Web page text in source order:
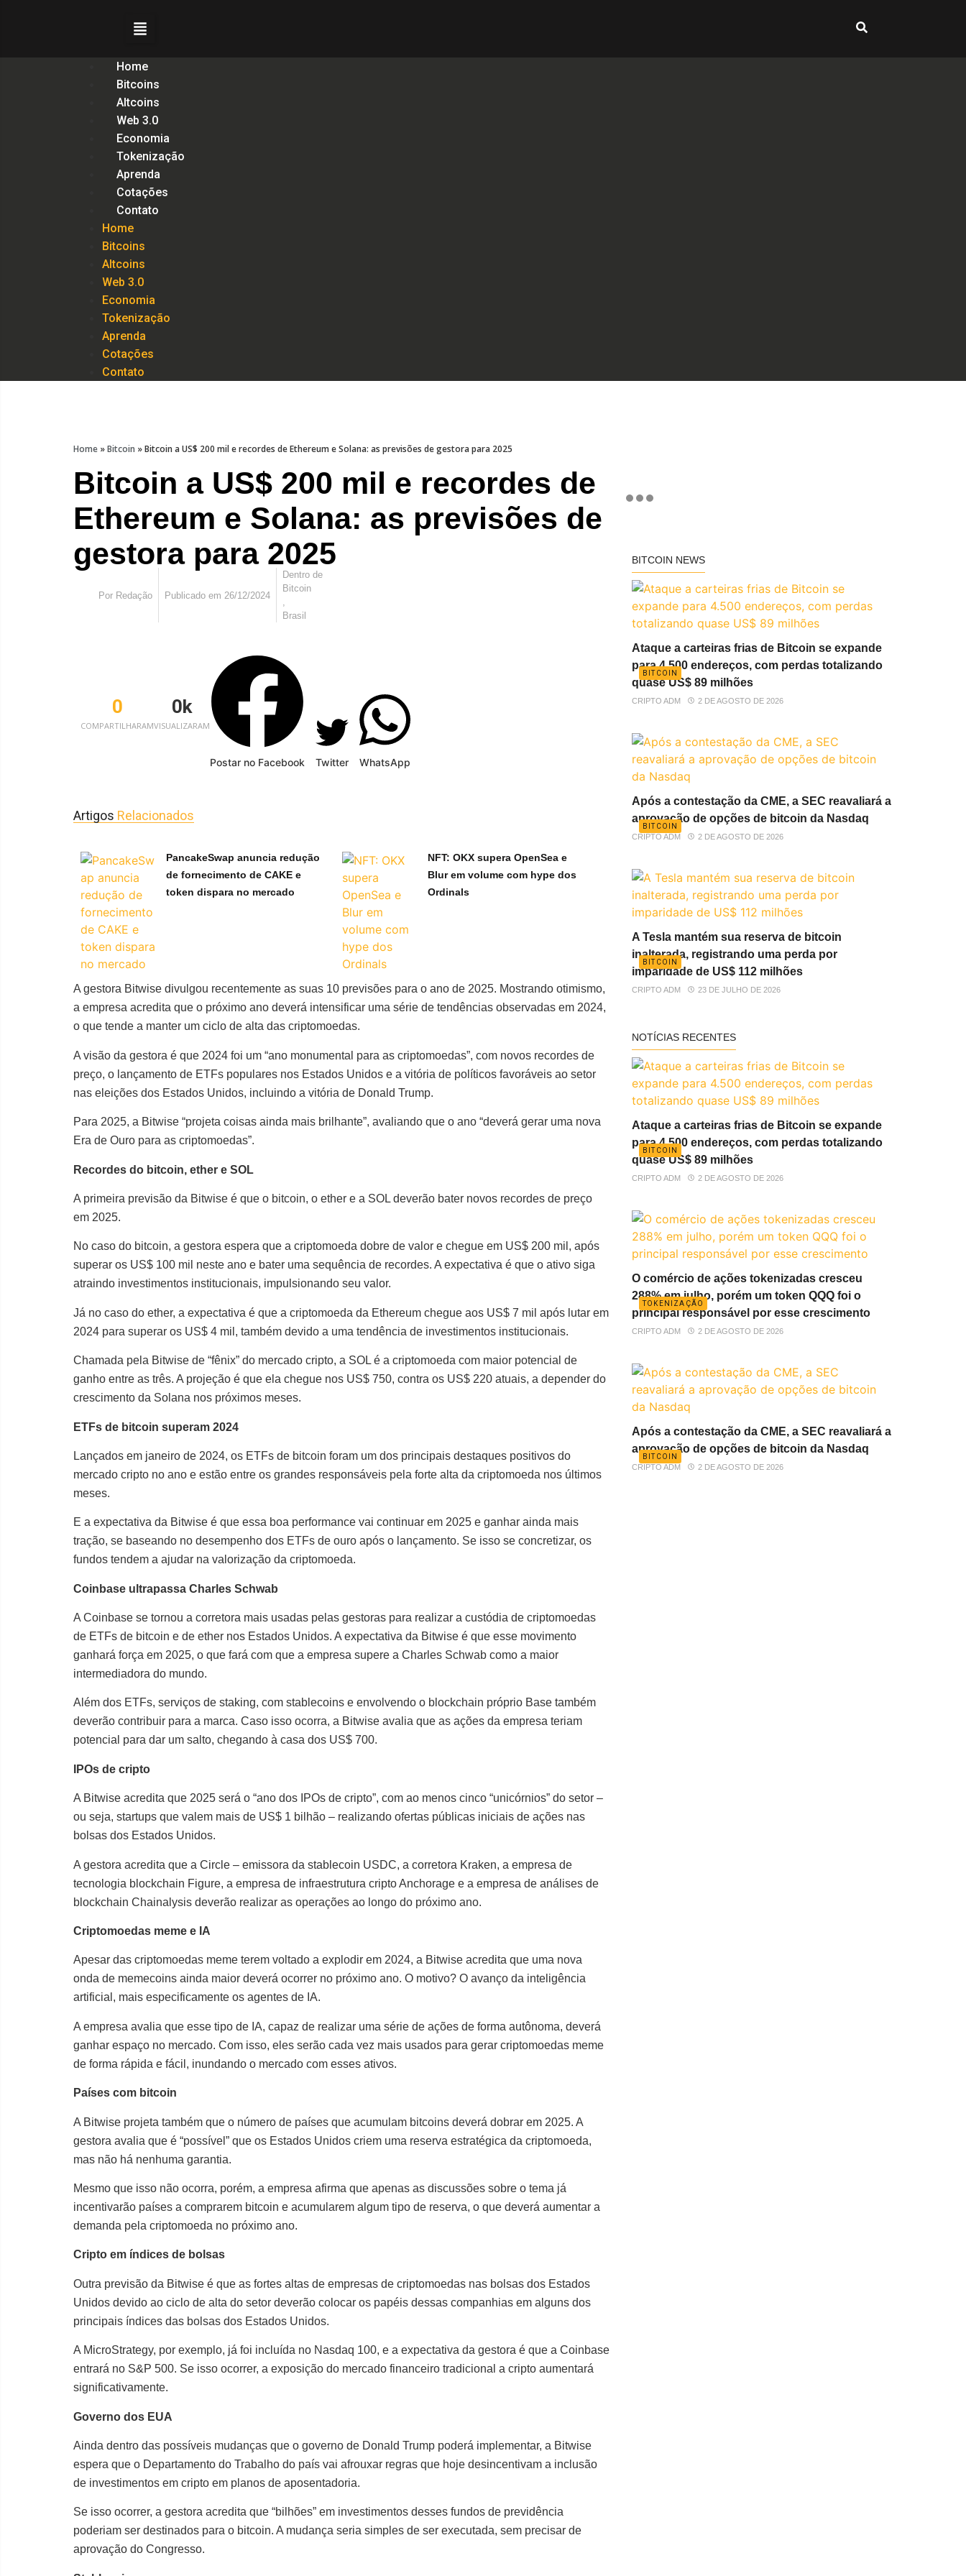
Home
Bitcoins
Altcoins
Web 3.0
Economia
Tokenização
Aprenda
Cotações
Contato
Home
Bitcoins
Altcoins
Web 3.0
Economia
Tokenização
Aprenda
Cotações
Contato
Home »Bitcoin »Bitcoin a US$ 200 mil e recordes de Ethereum e Solana: as previsões de gestora para 2025
Bitcoin a US$ 200 mil e recordes de
Ethereum e Solana: as previsões de
gestora para 2025
Por Redação Publicado em 26/12/2024
Dentro de
Bitcoin
,
Brasil
COMPARTILHARAM
0
VISUALIZARAM
0k
Postar no Facebook Twitter WhatsApp
Artigos Relacionados
PancakeSwap anuncia redução
de fornecimento de CAKE e
token dispara no mercado
NFT: OKX supera OpenSea e
Blur em volume com hype dos
Ordinals
A gestora Bitwise divulgou recentemente as suas 10 previsões para o ano de 2025. Mostrando otimismo,
a empresa acredita que o próximo ano deverá intensificar uma série de tendências observadas em 2024,
o que tende a manter um ciclo de alta das criptomoedas.
A visão da gestora é que 2024 foi um “ano monumental para as criptomoedas”, com novos recordes de
preço, o lançamento de ETFs populares nos Estados Unidos e a vitória de políticos favoráveis ao setor
nas eleições dos Estados Unidos, incluindo a vitória de Donald Trump.
Para 2025, a Bitwise “projeta coisas ainda mais brilhante”, avaliando que o ano “deverá gerar uma nova
Era de Ouro para as criptomoedas”.
Recordes do bitcoin, ether e SOL
A primeira previsão da Bitwise é que o bitcoin, o ether e a SOL deverão bater novos recordes de preço
em 2025.
No caso do bitcoin, a gestora espera que a criptomoeda dobre de valor e chegue em US$ 200 mil, após
superar os US$ 100 mil neste ano e bater uma sequência de recordes. A expectativa é que o ativo siga
atraindo investimentos institucionais, impulsionando seu valor.
Já no caso do ether, a expectativa é que a criptomoeda da Ethereum chegue aos US$ 7 mil após lutar em
2024 para superar os US$ 4 mil, também devido a uma tendência de investimentos institucionais.
Chamada pela Bitwise de “fênix” do mercado cripto, a SOL é a criptomoeda com maior potencial de
ganho entre as três. A projeção é que ela chegue nos US$ 750, contra os US$ 220 atuais, a depender do
crescimento da Solana nos próximos meses.
ETFs de bitcoin superam 2024
Lançados em janeiro de 2024, os ETFs de bitcoin foram um dos principais destaques positivos do
mercado cripto no ano e estão entre os grandes responsáveis pela forte alta da criptomoeda nos últimos
meses.
E a expectativa da Bitwise é que essa boa performance vai continuar em 2025 e ganhar ainda mais
tração, se baseando no desempenho dos ETFs de ouro após o lançamento. Se isso se concretizar, os
fundos tendem a ajudar na valorização da criptomoeda.
Coinbase ultrapassa Charles Schwab
A Coinbase se tornou a corretora mais usadas pelas gestoras para realizar a custódia de criptomoedas
de ETFs de bitcoin e de ether nos Estados Unidos. A expectativa da Bitwise é que esse movimento
ganhará força em 2025, o que fará com que a empresa supere a Charles Schwab como a maior
intermediadora do mundo.
Além dos ETFs, serviços de staking, com stablecoins e envolvendo o blockchain próprio Base também
deverão contribuir para a marca. Caso isso ocorra, a Bitwise avalia que as ações da empresa teriam
potencial para dar um salto, chegando à casa dos US$ 700.
IPOs de cripto
A Bitwise acredita que 2025 será o “ano dos IPOs de cripto”, com ao menos cinco “unicórnios” do setor –
ou seja, startups que valem mais de US$ 1 bilhão – realizando ofertas públicas iniciais de ações nas
bolsas dos Estados Unidos.
A gestora acredita que a Circle – emissora da stablecoin USDC, a corretora Kraken, a empresa de
tecnologia blockchain Figure, a empresa de infraestrutura cripto Anchorage e a empresa de análises de
blockchain Chainalysis deverão realizar as operações ao longo do próximo ano.
Criptomoedas meme e IA
Apesar das criptomoedas meme terem voltado a explodir em 2024, a Bitwise acredita que uma nova
onda de memecoins ainda maior deverá ocorrer no próximo ano. O motivo? O avanço da inteligência
artificial, mais especificamente os agentes de IA.
A empresa avalia que esse tipo de IA, capaz de realizar uma série de ações de forma autônoma, deverá
ganhar espaço no mercado. Com isso, eles serão cada vez mais usados para gerar criptomoedas meme
de forma rápida e fácil, inundando o mercado com esses ativos.
Países com bitcoin
A Bitwise projeta também que o número de países que acumulam bitcoins deverá dobrar em 2025. A
gestora avalia que é “possível” que os Estados Unidos criem uma reserva estratégica da criptomoeda,
mas não há nenhuma garantia.
Mesmo que isso não ocorra, porém, a empresa afirma que apenas as discussões sobre o tema já
incentivarão países a comprarem bitcoin e acumularem algum tipo de reserva, o que deverá aumentar a
demanda pela criptomoeda no próximo ano.
Cripto em índices de bolsas
Outra previsão da Bitwise é que as fortes altas de empresas de criptomoedas nas bolsas dos Estados
Unidos devido ao ciclo de alta do setor deverão colocar os papéis dessas companhias em alguns dos
principais índices das bolsas dos Estados Unidos.
A MicroStrategy, por exemplo, já foi incluída no Nasdaq 100, e a expectativa da gestora é que a Coinbase
entrará no S&P 500. Se isso ocorrer, a exposição do mercado financeiro tradicional a cripto aumentará
significativamente.
Governo dos EUA
Ainda dentro das possíveis mudanças que o governo de Donald Trump poderá implementar, a Bitwise
espera que o Departamento do Trabalho do país vai afrouxar regras que hoje desincentivam a inclusão
de investimentos em cripto em planos de aposentadoria.
Se isso ocorrer, a gestora acredita que “bilhões” em investimentos desses fundos de previdência
poderiam ser destinados para o bitcoin. A mudança seria simples de ser executada, sem precisar de
aprovação do Congresso.
BITCOIN NEWS
BITCOIN
Ataque a carteiras frias de Bitcoin se expande
para 4.500 endereços, com perdas totalizando
quase US$ 89 milhões
CRIPTO ADM 2 DE AGOSTO DE 2026
BITCOIN
Após a contestação da CME, a SEC reavaliará a
aprovação de opções de bitcoin da Nasdaq
CRIPTO ADM 2 DE AGOSTO DE 2026
BITCOIN
A Tesla mantém sua reserva de bitcoin
inalterada, registrando uma perda por
imparidade de US$ 112 milhões
CRIPTO ADM 23 DE JULHO DE 2026
NOTÍCIAS RECENTES
BITCOIN
Ataque a carteiras frias de Bitcoin se expande
para 4.500 endereços, com perdas totalizando
quase US$ 89 milhões
CRIPTO ADM 2 DE AGOSTO DE 2026
TOKENIZAÇÃO
O comércio de ações tokenizadas cresceu
288% em julho, porém um token QQQ foi o
principal responsável por esse crescimento
CRIPTO ADM 2 DE AGOSTO DE 2026
BITCOIN
Após a contestação da CME, a SEC reavaliará a
aprovação de opções de bitcoin da Nasdaq
CRIPTO ADM 2 DE AGOSTO DE 2026